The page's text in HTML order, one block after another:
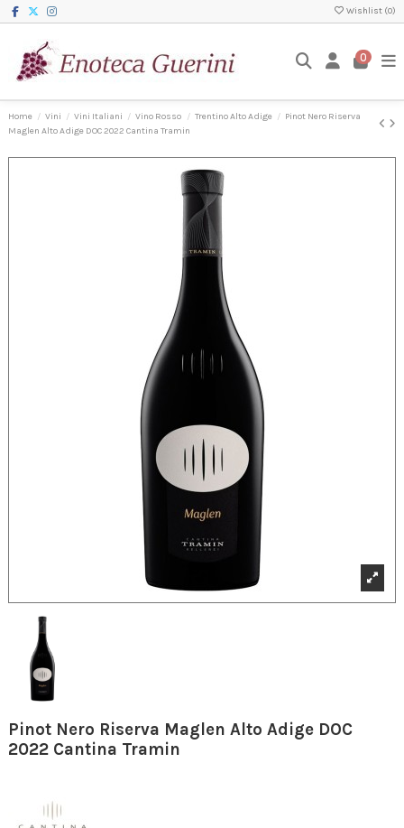
Wishlist (0)
0
Home Vini Vini Italiani Vino Rosso Trentino Alto Adige
Pinot Nero Riserva
Maglen Alto Adige DOC 2022 Cantina Tramin
Pinot Nero Riserva Maglen Alto Adige DOC
2022 Cantina Tramin